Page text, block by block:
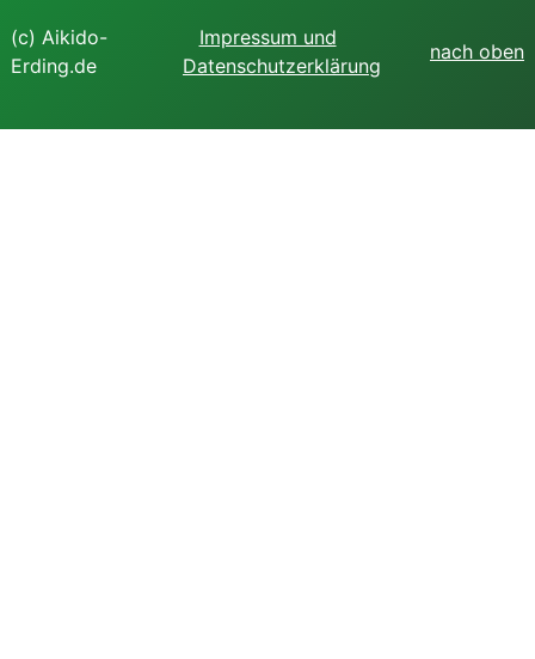
(c) Aikido-
Erding.de
Impressum und
Datenschutzerklärung
nach oben